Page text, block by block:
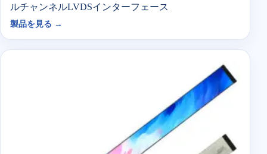
ルチャンネルLVDSインターフェース
製品を見る →